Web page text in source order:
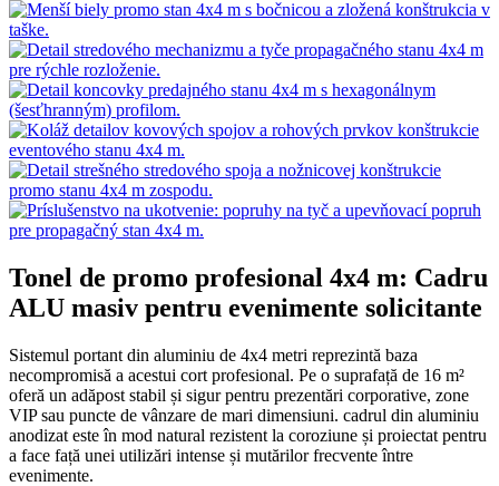
Tonel de promo profesional 4x4 m: Cadru
ALU masiv pentru evenimente solicitante
Sistemul portant din aluminiu de 4x4 metri reprezintă baza
necompromisă a acestui cort profesional. Pe o suprafață de 16 m²
oferă un adăpost stabil și sigur pentru prezentări corporative, zone
VIP sau puncte de vânzare de mari dimensiuni. cadrul din aluminiu
anodizat este în mod natural rezistent la coroziune și proiectat pentru
a face față unei utilizări intense și mutărilor frecvente între
evenimente.